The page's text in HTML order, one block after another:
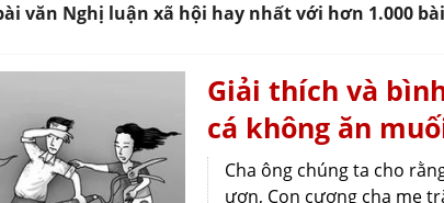
văn Nghị luận xã hội hay nhất với hơn 1.000
Giải thích và
cá không ăn
Cha ông chúng ta cho
ươn, Con cương cha mẹ